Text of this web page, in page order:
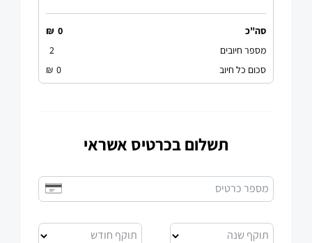
סה"כ 0
₪
מספר חיובים
2
סכום כל חיוב
0
₪
תשלום בכרטיס אשראי
מספר כרטיס
תוקף שנה תוקף חודש